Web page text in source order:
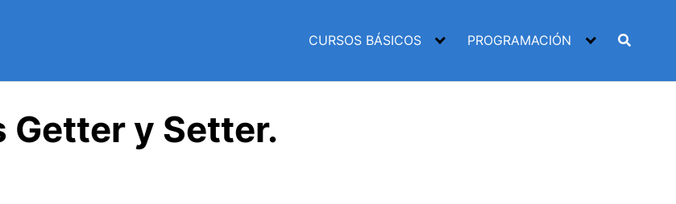
CURSOS BÁSICOS PROGRAMACIÓN
Getter y Setter.